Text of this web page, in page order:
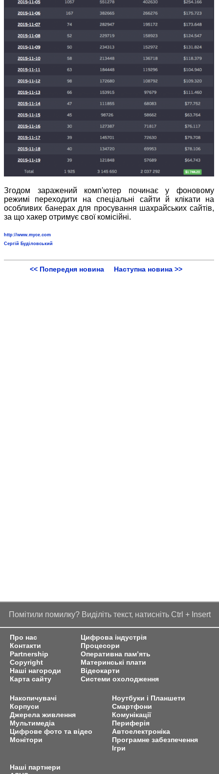
Згодом заражений комп'ютер починає у фоновому
режимі переходити на спеціальні сайти й клікати на
особливих банерах для просування шахрайських сайтів,
за що хакер отримує свої комісійні.
http://www.myce.com
Сергій Буділовський
<< Попередня новина Наступна новина >>
Помітили помилку? Виділіть текст, натисніть Ctrl + Insert
Про нас
Контакти
Partnership
Copyright
Наші нагороди
Карта сайту
Цифрова індустрія
Процесори
Оперативна пам’ять
Материнські плати
Відеокарти
Системи охолодження
Накопичувачі
Корпуси
Джерела живлення
Мультимедіа
Цифрове фото та відео
Монітори
Ноутбуки і Планшети
Смартфони
Комунікації
Периферія
Автоелектроніка
Програмне забезпечення
Ігри
Наші партнери